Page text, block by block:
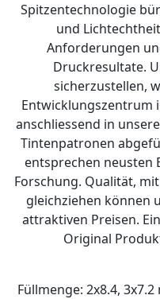
Spitzentechnologie
und
Anforderungen
Druckresultate.
sicherzustellen,
Entwicklungszentrum
anschliessend in
Tintenpatronen
entsprechen neusten
Forschung. Qualität,
gleichziehen können
attraktiven Preisen.
Original
Füllmenge: 2x8.4,